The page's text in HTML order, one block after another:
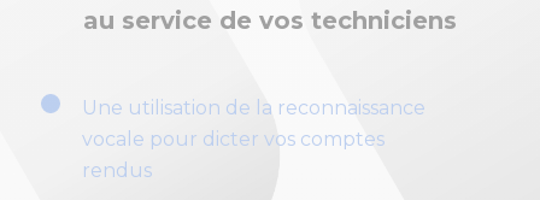
au service de vos techniciens
Une utilisation de la reconnaissance
vocale pour dicter vos comptes
rendus